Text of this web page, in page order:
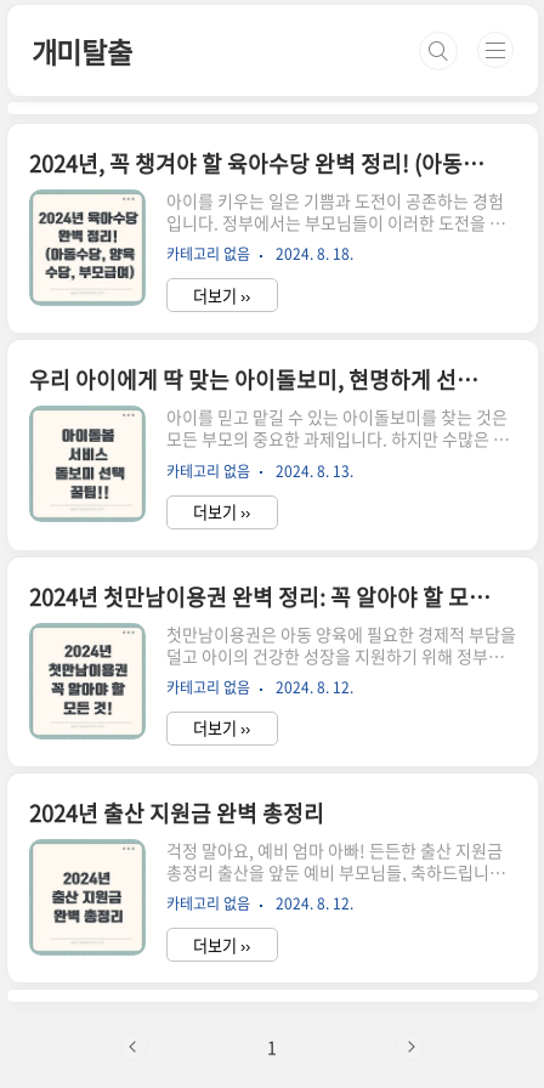
개미탈출
2024년, 꼭 챙겨야 할 육아수당 완벽 정리! (아동수당, 양육수당, 부모급여)
아이를 키우는 일은 기쁨과 도전이 공존하는 경험
입니다. 정부에서는 부모님들이 이러한 도전을 잘
극복할 수 있도록 다양한 육아 지원 정책을 제공하
고 있습니다. 2024년도에도 변함없이 아이와 부모
모두에게 큰 도움이 될 세 가지 주요 육아수당에 대
해 자세히 살펴보고, 이를 통해 어떻게 경제적 부담
원 금액: 매월 10만원지급일: 매월 25일특징:소득,
재산과 무관하게 모든 아동에게 지급다른 육아수당
과 중복 수령 가능아동의 건강한 성장 환경 조성을
위한 기본적인 지원신청 방법: 아동수당 신청 페이
지에서 온라인으로 신청하거나 가까운 주민센터를
방문하여 신청할 수 있습니다. ** 복지로 아동수당
신청 바로가기 *..
카테고리 없음 2024. 8. 18.
더보기 ››
우리 아이에게 딱 맞는 아이돌보미, 현명하게 선택하는 꿀팁!
아이를 믿고 맡길 수 있는 아이돌보미를 찾는 것은
모든 부모의 중요한 과제입니다. 하지만 수많은 아
이돌보미 중에서 우리 아이에게 딱 맞는 사람을 찾
는 것은 쉽지 않죠. 오늘은 꼼꼼한 정보 탐색부터 면
접까지, 아이돌보미 선택에 필요한 꿀팁을 알려드
리겠습니다. 아이돌보미 유형 파악하기시간제 아
베이비시터 업체나 플랫폼을 통해 연결되는 돌보미
입니다.가족/지인: 가까운 가족이나 지인에게 아이
를 맡기는 경우입니다.아이돌보미 정보 꼼꼼히 확
인하기 자격증 및 경력: 아이돌보미 관련 자격증 소
지 여부, 돌봄 경력, CPR 자격증 등을 확인합니다.
건강 상태: 건강검진 결과 및 전염병 예방 접종 여부
를 확인합니다.범죄 경력 조..
카테고리 없음 2024. 8. 13.
더보기 ››
2024년 첫만남이용권 완벽 정리: 꼭 알아야 할 모든 것!
첫만남이용권은 아동 양육에 필요한 경제적 부담을
덜고 아이의 건강한 성장을 지원하기 위해 정부에
서 제공하는 바우처입니다. 이 글에서는 첫만남이
용권의 모든 것을 자세하게 알아보고, 신청 방법부
터 사용처까지 꼼꼼하게 정리해 보겠습니다. 첫만
남이용권이란? 지원 대상: 2022년 1월 1일 이후 출
소, 사행업종 등을 제외한 대부분의 카드 가맹점첫
만남이용권 신청 방법온라인 신청: '복지로' 또는
'정부24' 홈페이지에서 신청방문 신청: 주민등록상
주소지 읍·면·동 주민센터 방문 신청 ** 복지로 홈
페이지 바로가기** ** 정부 24 홈페이지 바로가기
** 첫만남이용권 사용처온라인: 대형 온라인 쇼핑
몰, 오..
카테고리 없음 2024. 8. 12.
더보기 ››
2024년 출산 지원금 완벽 총정리
걱정 말아요, 예비 엄마 아빠! 든든한 출산 지원금
총정리 출산을 앞둔 예비 부모님들, 축하드립니다!
설렘과 기쁨도 잠시, 출산 준비와 육아에 대한 걱정
이 앞서실 텐데요. 다행히 정부와 지자체에서는 다
양한 출산 지원금 제도를 통해 부모님들의 부담을
덜어드리고 있습니다. 하지만 어떤 지원금이 있는
챙겨 받을 수 있도록 도와드리겠습니다. 전국 공통
카테고리 없음 2024. 8. 12.
더보기 ››
1